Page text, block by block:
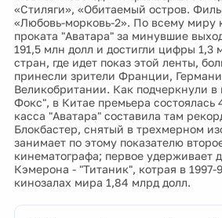
«Стиляги», «Обитаемый остров.
«Любовь-морковь-2». По всему миру
проката "Аватара" за минувшие
191,5 млн долл и достигли цифры 1,3
стран, где идет показ этой ленты,
принесли зрители Франции,
Великобритании. Как подчеркнули в
Фокс", в Китае премьера состоялась
касса "Аватара" составила там
Блокбастер, снятый в трехмерном
занимает по этому показателю
кинематографа; первое удерживает
Кэмерона - "Титаник", котрая в 1997-
кинозалах мира 1,84 млрд долл.